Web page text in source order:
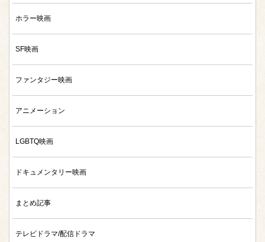
ホラー映画
SF映画
ファンタジー映画
アニメーション
LGBTQ映画
ドキュメンタリー映画
まとめ記事
テレビドラマ/配信ドラマ